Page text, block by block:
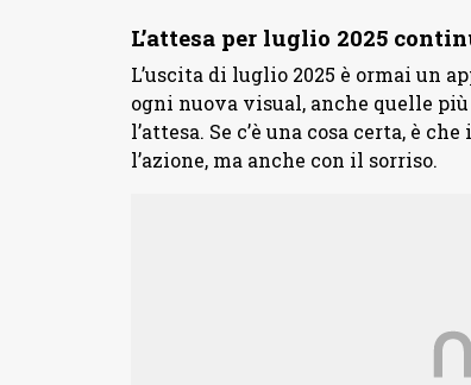
L’attesa per luglio 2025
L’uscita di luglio 2025 è ormai un
ogni nuova visual, anche quelle
l’attesa. Se c’è una cosa certa, è
l’azione, ma anche con il sorriso.